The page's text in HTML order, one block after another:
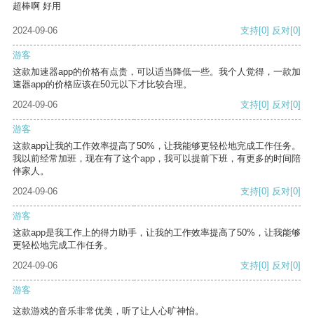
超棒啊 好用
2024-09-06 支持[0] 反对[0]
游客
这款加速器app的价格有点贵，可以适当降低一些。我个人觉得，一款加
速器app的价格应该在50元以下才比较合理。
2024-09-06
支持[0] 反对[0]
游客
这款app让我的工作效率提高了50%，让我能够更轻松地完成工作任务。
我以前经常加班，现在有了这个app，我可以提前下班，有更多的时间陪
伴家人。
2024-09-06
支持[0] 反对[0]
游客
这款app是我工作上的得力助手，让我的工作效率提高了50%，让我能够
更轻松地完成工作任务。
2024-09-06
支持[0] 反对[0]
游客
这款游戏的音乐非常优美，听了让人心旷神怡。